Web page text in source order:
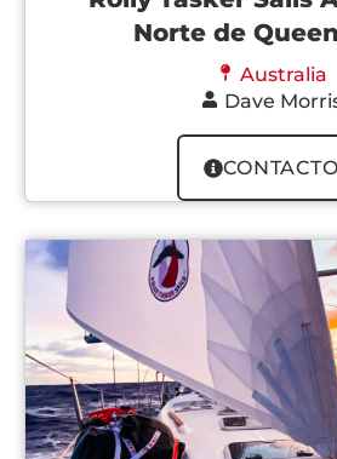
Norte de
Australia
Dave
CONTACTO